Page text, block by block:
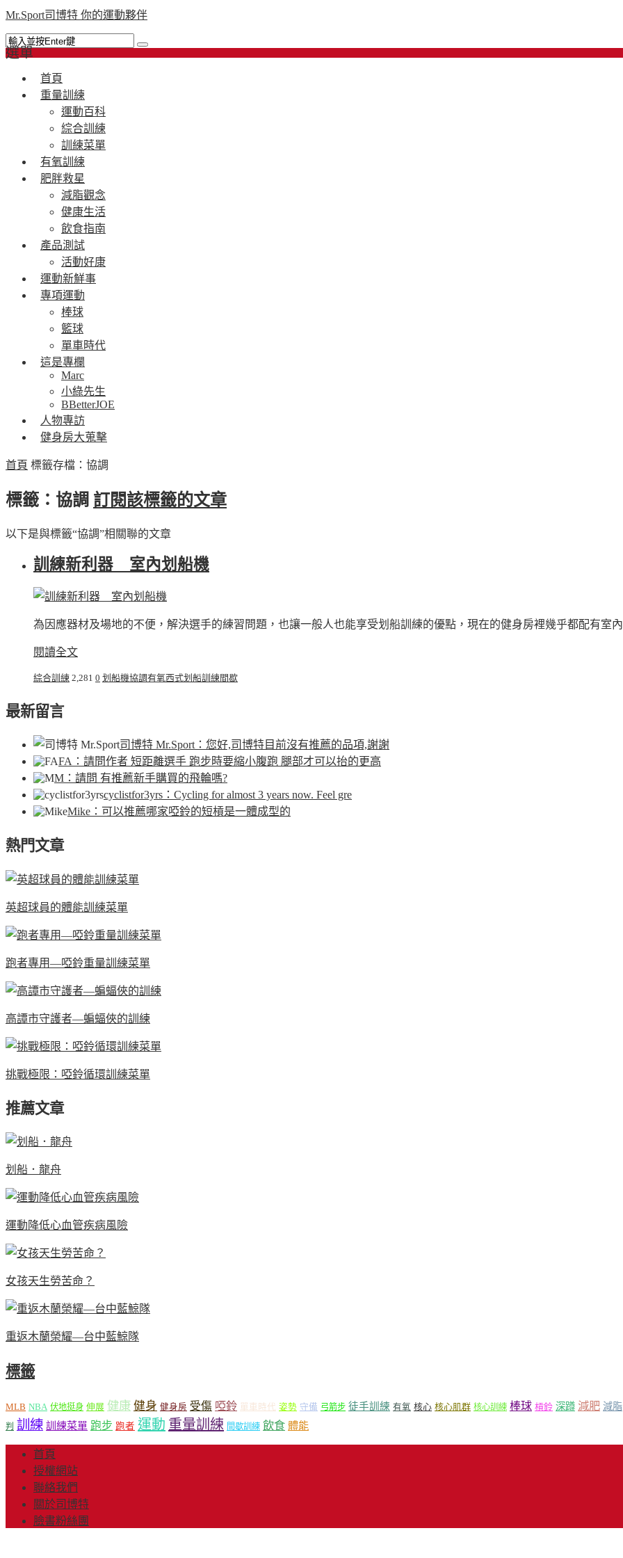
Mr.Sport司博特 你的運動夥伴
選單
首頁
重量訓練
運動百科
綜合訓練
訓練菜單
有氧訓練
肥胖救星
減脂觀念
健康生活
飲食指南
產品測試
活動好康
運動新鮮事
專項運動
棒球
籃球
單車時代
這是專欄
Marc
小綠先生
BBetterJOE
人物專訪
健身房大蒐擊
首頁 標籤存檔：協調
標籤：協調 訂閱該標籤的文章
以下是與標籤“協調”相關聯的文章
訓練新利器 室內划船機
為因應器材及場地的不便，解決選手的練習問題，也讓一般人也能享受划船訓練的優點，現在的健身房裡幾乎都配有室
閱讀全文
綜合訓練 2,281 0 划船機協調有氧西式划船訓練間歇
最新留言
司博特 Mr.Sport ：您好,司博特目前沒有推薦的品項,謝謝
FA ：請問作者 短距離選手 跑步時要縮小腹跑 腿部才可以抬的更高
M ：請問 有推薦新手購買的飛輪嗎?
cyclistfor3yrs ：Cycling for almost 3 years now. Feel gre
Mike ：可以推薦哪家啞鈴的短槓是一體成型的
熱門文章
英超球員的體能訓練菜單
跑者專用—啞鈴重量訓練菜單
高譚市守護者—蝙蝠俠的訓練
挑戰極限：啞鈴循環訓練菜單
推薦文章
划船．龍舟
運動降低心血管疾病風險
女孩天生勞苦命？
重返木蘭榮耀—台中藍鯨隊
標籤
MLB NBA 伏地挺身 伸展 健康 健身 健身房 受傷 啞鈴 單車時代 姿勢 守備 弓箭步 徒手訓練 有氧 核心 核心肌群 核心訓練 棒球 槓鈴 深蹲 減肥 減脂
判 訓練 訓練菜單 跑步 跑者 運動 重量訓練 間歇訓練 飲食 體能
首頁
授權網站
聯絡我們
關於司博特
臉書粉絲團